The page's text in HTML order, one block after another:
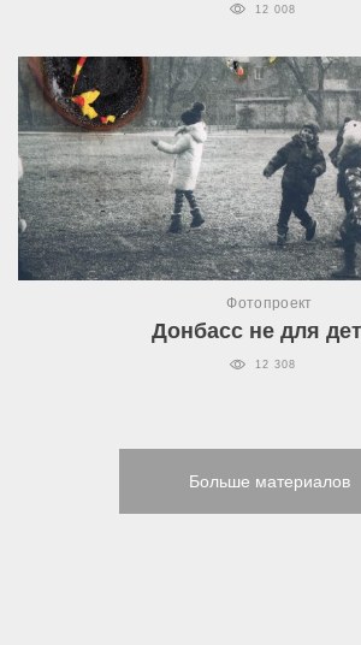
12 008
Фотопроект
Донбасс не для
12 308
Больше материалов